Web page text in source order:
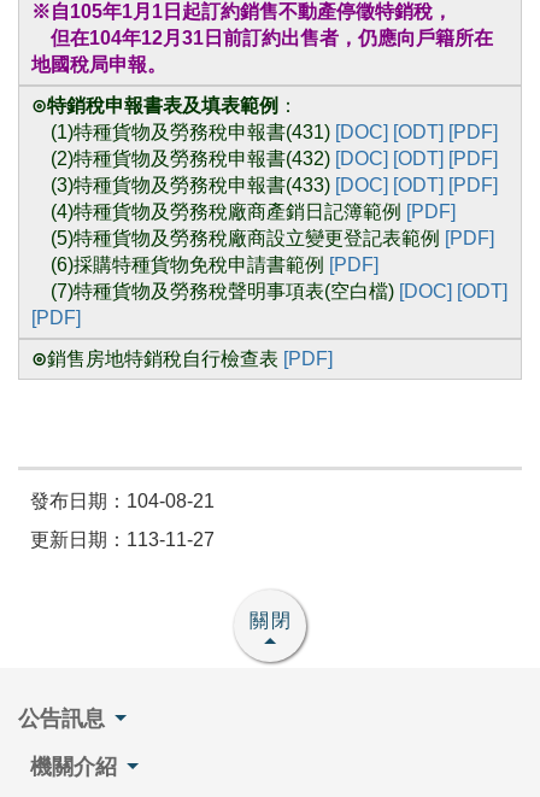
※自105年1月1日起訂約銷售不動產停徵特銷稅，
但在104年12月31日前訂約出售者，仍應向戶籍所在
地國稅局申報。
⊙特銷稅申報書表及填表範例 ：
(1)特種貨物及勞務稅申報書(431) [DOC] [ODT] [PDF]
(2)特種貨物及勞務稅申報書(432) [DOC] [ODT] [PDF]
(3)特種貨物及勞務稅申報書(433) [DOC] [ODT] [PDF]
(4)特種貨物及勞務稅廠商產銷日記簿範例 [PDF]
(5)特種貨物及勞務稅廠商設立變更登記表範例 [PDF]
(6)採購特種貨物免稅申請書範例 [PDF]
(7)特種貨物及勞務稅聲明事項表(空白檔) [DOC] [ODT]
[PDF]
⊙銷售房地特銷稅自行檢查表 [PDF]
發布日期：104-08-21
更新日期：113-11-27
關閉
公告訊息
機關介紹